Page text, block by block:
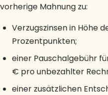
vorherige Mahnung zu:
Verzugszinsen in Höhe
Prozentpunkten;
einer Pauschalgebühr
€ pro unbezahlter
einer zusätzlichen